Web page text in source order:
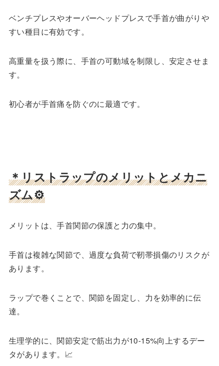
ベンチプレスやオーバーヘッドプレスで手首が曲がりや
すい種目に有効です。
高重量を扱う際に、手首の可動域を制限し、安定させま
す。
初心者が手首痛を防ぐのに最適です。
＊リストラップのメリットとメカニ
ズム⚙️
メリットは、手首関節の保護と力の集中。
手首は複雑な関節で、過度な負荷で靭帯損傷のリスクが
あります。
ラップで巻くことで、関節を固定し、力を効率的に伝
達。
生理学的に、関節安定で筋出力が10-15%向上するデー
タがあります。📈